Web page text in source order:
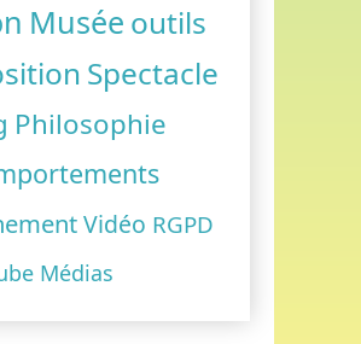
Dirigeants Communicants
Musée outils
Spectacle
Philosophie
Vidéo RGPD
Médias